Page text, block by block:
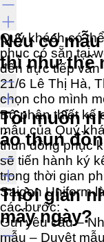
Quý khách có
phục có sẵn tại
đến trực tiếp văn
21/6 Lê Thị Hà,
chọn cho mình
Nếu có
thì như thế
Bộ phận thiết kế
mẫu của Quý
thun đồng phục
sẽ tiến hành ký
trong thời gian
Tôi muốn
áo thun
Saigon Uniform
các bước:
Gửi yêu cầu –
mẫu – Duyệt
Thời gian
mấy ngày?